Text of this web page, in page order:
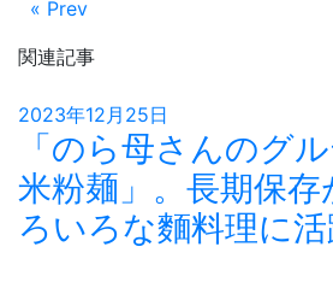
« Prev
関連記事
2023年12月25日
「のら母さんのグ
米粉麺」。長期保存
ろいろな麵料理に活